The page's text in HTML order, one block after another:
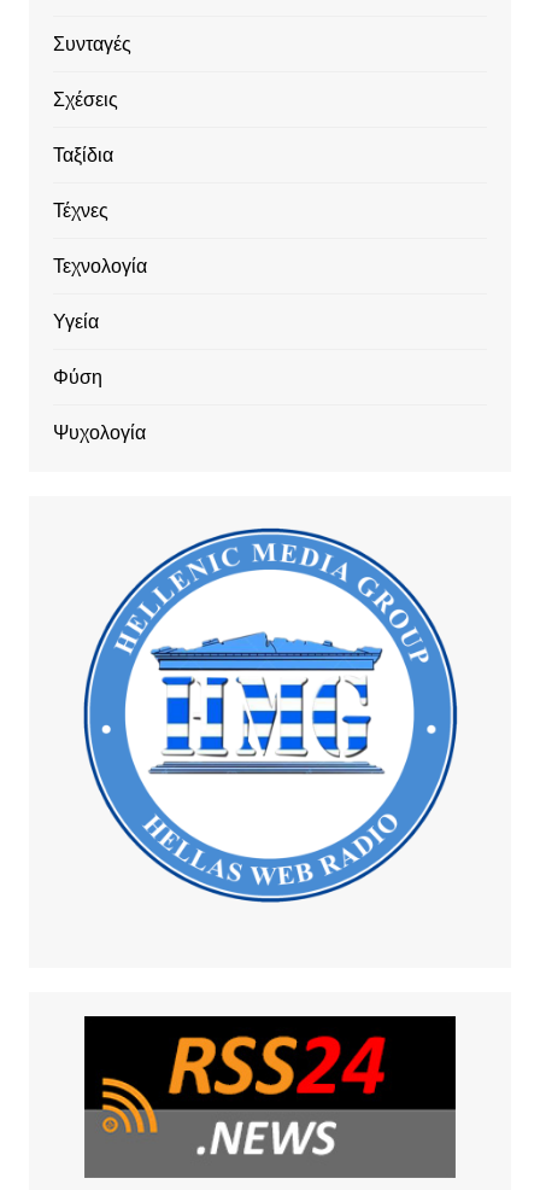
Συνταγές
Σχέσεις
Ταξίδια
Τέχνες
Τεχνολογία
Υγεία
Φύση
Ψυχολογία